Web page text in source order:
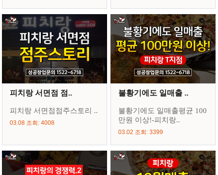
피치랑 서면점 점..
피치랑 서면점점주스토리 ..
03.08 조회: 4008
불황기에도 일매출 ..
불황기에도 일매출평균 100
만원 이상!-피치랑..
03.02 조회: 3399